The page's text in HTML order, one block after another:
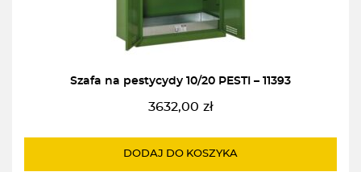
Szafa na pestycydy 10/20 PESTI – 11393
3632,00 zł
DODAJ DO KOSZYKA